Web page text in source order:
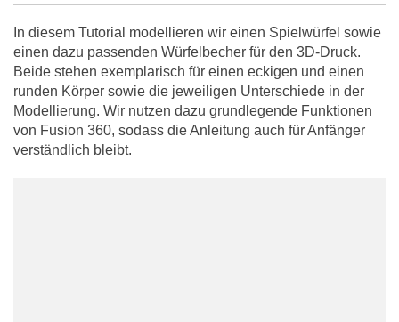
In diesem Tutorial modellieren wir einen Spielwürfel sowie
einen dazu passenden Würfelbecher für den 3D-Druck.
Beide stehen exemplarisch für einen eckigen und einen
runden Körper sowie die jeweiligen Unterschiede in der
Modellierung. Wir nutzen dazu grundlegende Funktionen
von Fusion 360, sodass die Anleitung auch für Anfänger
verständlich bleibt.